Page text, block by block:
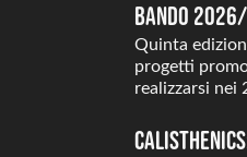
Bando
Quinta
progetti
realizzarsi nei